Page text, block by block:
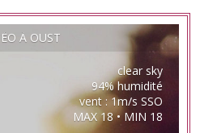
À OUST
clear sky
94% humidité
vent : 1m/s SSO
MAX 18 • MIN 18